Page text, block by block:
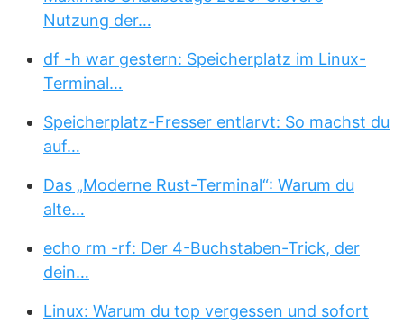
Nutzung der…
df -h war gestern: Speicherplatz im Linux-
Terminal…
Speicherplatz-Fresser entlarvt: So machst du
auf…
Das „Moderne Rust-Terminal“: Warum du
alte…
echo rm -rf: Der 4-Buchstaben-Trick, der
dein…
Linux: Warum du top vergessen und sofort